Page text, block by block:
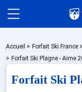
Packages
Stations
Accueil > Forfait Ski France >
> Forfait Ski Plagne - Aime
Forfait Ski